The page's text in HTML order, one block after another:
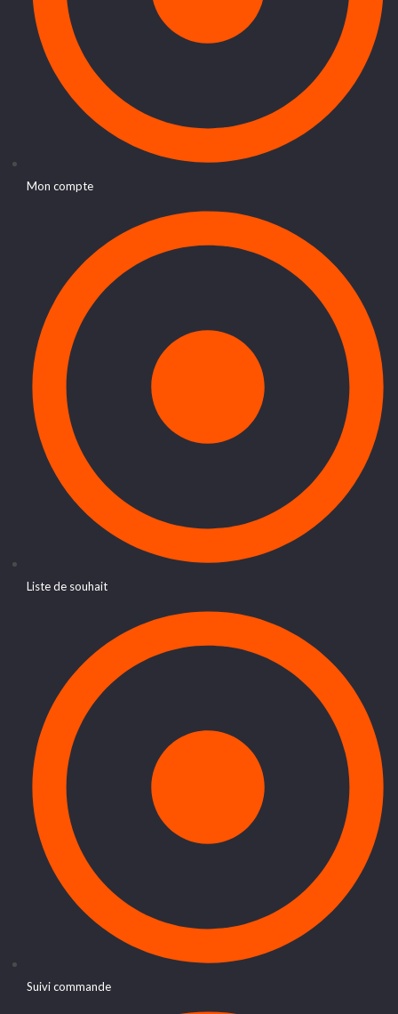
Mon compte
Liste de souhait
Suivi commande